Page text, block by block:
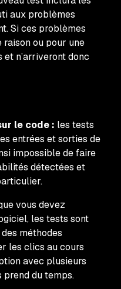
aux problèmes
Si ces problèmes
ou pour une
n’arriveront donc
le code : les tests
entrées et sorties de
impossible de faire
détectées et
vous devez
les tests sont
méthodes
les clics au cours
avec plusieurs
prend du temps.